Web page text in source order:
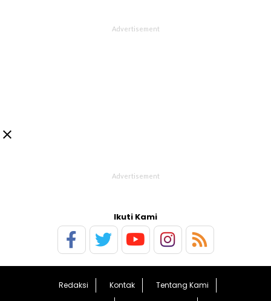

Ikuti Kami
Redaksi Kontak
Tentang Kami